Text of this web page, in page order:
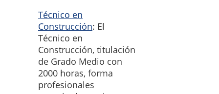
Técnico en
Construcción: El
Técnico en
Construcción, titulación
de Grado Medio con
2000 horas, forma
profesionales